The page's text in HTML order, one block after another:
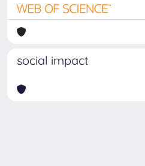
social impact